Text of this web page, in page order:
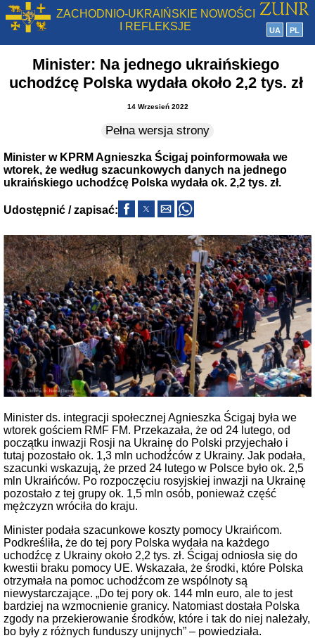
ZACHODNIO-UKRAIŃSKIE NOWOŚCI
I REFLEKSJE
UA PL
Minister: Na jednego ukraińskiego
uchodźcę Polska wydała około 2,2 tys. zł
14 Wrzesień 2022
Pełna wersja strony
Minister w KPRM Agnieszka Ścigaj poinformowała we
wtorek, że według szacunkowych danych na jednego
ukraińskiego uchodźcę Polska wydała ok. 2,2 tys. zł.
Udostępnić / zapisać:
Minister ds. integracji społecznej Agnieszka Ścigaj była we
wtorek gościem RMF FM. Przekazała, że od 24 lutego, od
początku inwazji Rosji na Ukrainę do Polski przyjechało i
tutaj pozostało ok. 1,3 mln uchodźców z Ukrainy. Jak podała,
szacunki wskazują, że przed 24 lutego w Polsce było ok. 2,5
mln Ukraińców. Po rozpoczęciu rosyjskiej inwazji na Ukrainę
pozostało z tej grupy ok. 1,5 mln osób, ponieważ część
mężczyzn wróciła do kraju.
Minister podała szacunkowe koszty pomocy Ukraińcom.
Podkreśliła, że do tej pory Polska wydała na każdego
uchodźcę z Ukrainy około 2,2 tys. zł. Ścigaj odniosła się do
kwestii braku pomocy UE. Wskazała, że środki, które Polska
otrzymała na pomoc uchodźcom ze wspólnoty są
niewystarczające. „Do tej pory ok. 144 mln euro, ale to jest
bardziej na wzmocnienie granicy. Natomiast dostała Polska
zgody na przekierowanie środków, które i tak do niej należały,
bo były z różnych funduszy unijnych” – powiedziała.